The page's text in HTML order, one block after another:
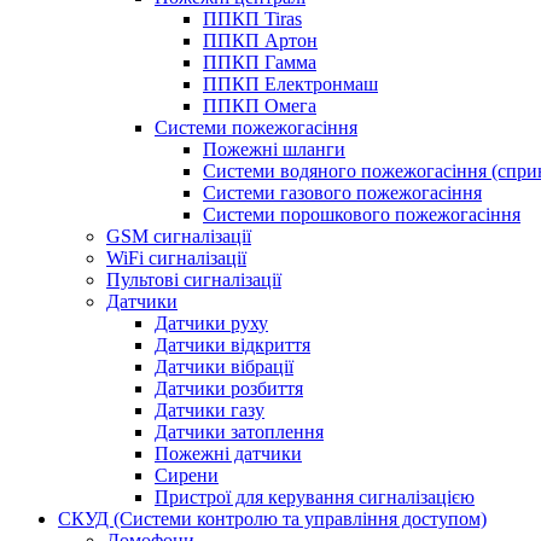
ППКП Tiras
ППКП Артон
ППКП Гамма
ППКП Електронмаш
ППКП Омега
Системи пожежогасіння
Пожежні шланги
Системи водяного пожежогасіння
Системи газового пожежогасіння
Системи порошкового пожежогасіння
GSM сигналізації
WiFi сигналізації
Пультові сигналізації
Датчики
Датчики руху
Датчики відкриття
Датчики вібрації
Датчики розбиття
Датчики газу
Датчики затоплення
Пожежні датчики
Сирени
Пристрої для керування сигналізацією
СКУД (Системи контролю та управління доступом)